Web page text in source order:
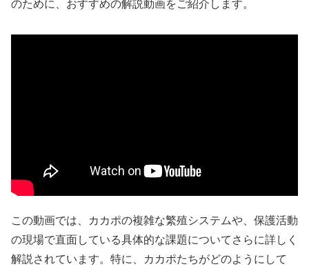
のために、おすすめの解説動画をご紹介します。
この動画では、カカポの複雑な繁殖システムや、保護活動
の現場で直面している具体的な課題についてさらに詳しく
解説されています。特に、カカポたちがどのようにして